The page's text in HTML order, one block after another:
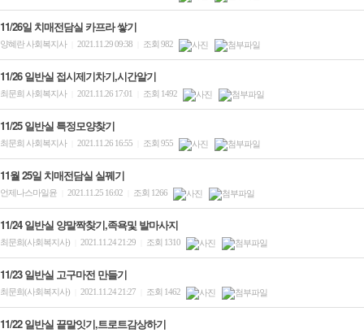
11/26일 치매전담실 카프라 쌓기
양혜란 사회복지사 2021.11.29 09:38 조회 982
11/26 일반실 접시제기차기,시간알기
최문희 사회복지사 2021.11.26 17:01 조회 1492
11/25 일반실 특정모양찾기
최문희 사회복지사 2021.11.26 16:55 조회 955
11월 25일 치매전담실 실꿰기
언제나스마일윤 2021.11.25 16:02 조회 1266
11/24 일반실 양말짝찾기,족욕및 발마사지
최문희(사회복지사) 2021.11.24 21:29 조회 1310
11/23 일반실 고구마전 만들기
최문희(사회복지사) 2021.11.24 21:27 조회 1462
11/22 일반실 끝말잇기,트로트감상하기